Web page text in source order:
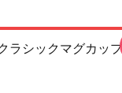
ラシックマグカップ